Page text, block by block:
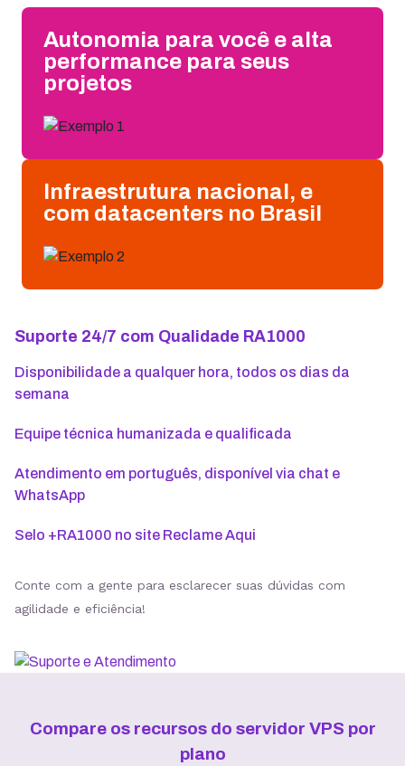
Autonomia para você e alta
performance para seus
projetos
Infraestrutura nacional, e
com datacenters no Brasil
Suporte 24/7 com Qualidade RA1000
Disponibilidade a qualquer hora, todos os dias da
semana
Equipe técnica humanizada e qualificada
Atendimento em português, disponível via chat e
WhatsApp
Selo +RA1000 no site Reclame Aqui
Conte com a gente para esclarecer suas dúvidas com
agilidade e eficiência!
Compare os recursos do servidor VPS por
plano